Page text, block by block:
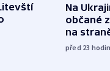
Na
občané
na
před 23